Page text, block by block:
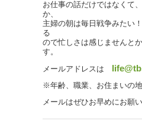
お仕事の話だけではなくて
か、
主婦の朝は毎日戦争みたい
る
ので忙しさは感じませんと
す。
メールアドレスは
※年齢、職業、お住まいの
メールはぜひお早めにお願